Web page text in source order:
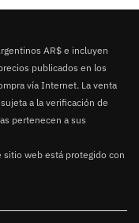
AR$ e incluyen
publicados en los
vía Internet. La venta
a la verificación de
pertenecen a sus
sitio web está protegido con